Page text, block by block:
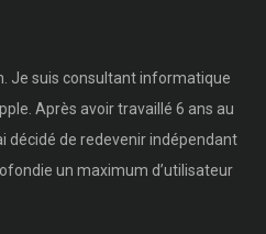
Je suis consultant informatique
Après avoir travaillé 6 ans au
décidé de redevenir indépendant
un maximum d’utilisateur